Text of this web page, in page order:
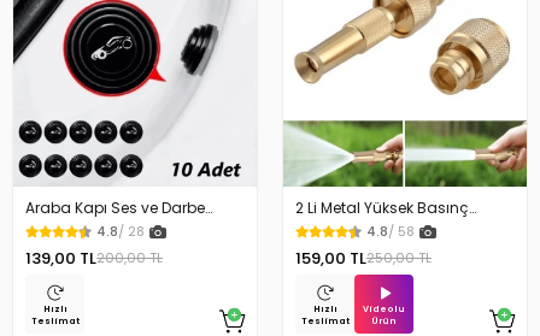
Araba Kapı Ses ve Darbe
Emici Pad 10 Adet
4.8/ 28
139,00 TL200,00 TL
Hızlı
Teslimat
2 Li Metal Yüksek Basınç
Yağmurlamalı Hortum Ucu
4.8/ 58
159,00 TL250,00 TL
Hızlı
Teslimat
Videolu
Ürün